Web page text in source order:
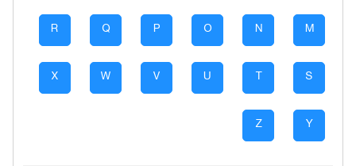
M
N
O
P
Q
R
S
T
U
V
W
X
Y
Z